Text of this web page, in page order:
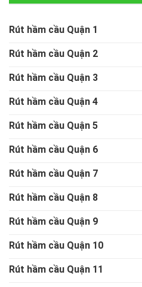
Rút hầm cầu Quận 1
Rút hầm cầu Quận 2
Rút hầm cầu Quận 3
Rút hầm cầu Quận 4
Rút hầm cầu Quận 5
Rút hầm cầu Quận 6
Rút hầm cầu Quận 7
Rút hầm cầu Quận 8
Rút hầm cầu Quận 9
Rút hầm cầu Quận 10
Rút hầm cầu Quận 11